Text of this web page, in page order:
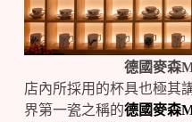
德國麥森
店內所採用的杯具也極其
界第一瓷之稱的德國麥森